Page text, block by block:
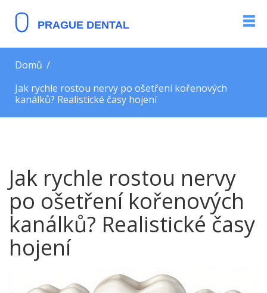
Domů
Jak rychle rostou nervy po ošetření kořenových
kanálků? Realistické časy hojení
Jak rychle rostou nervy
po ošetření kořenových
kanálků? Realistické časy
hojení